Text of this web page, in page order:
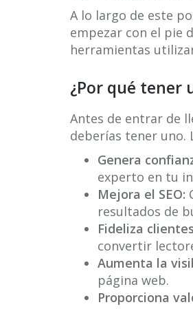
A lo largo de este
empezar con el pie
herramientas
¿Por qué tener
Antes de entrar de
deberías tener uno.
Genera
experto en tu
Mejora el SEO:
resultados de
Fideliza
convertir
Aumenta la
página web.
Proporciona